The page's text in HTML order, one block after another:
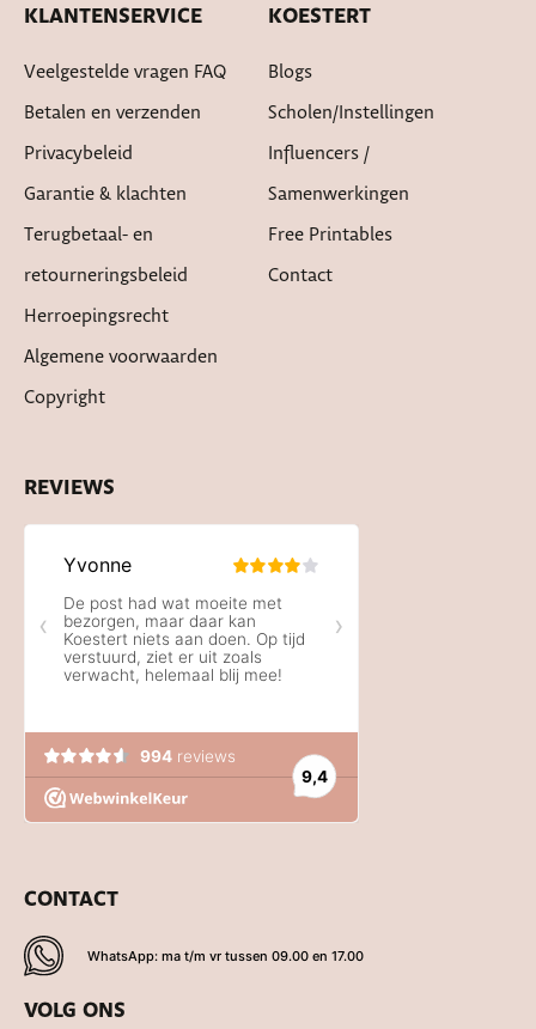
KLANTENSERVICE
Veelgestelde vragen FAQ
Betalen en verzenden
Privacybeleid
Garantie & klachten
Terugbetaal- en
retourneringsbeleid
Herroepingsrecht
Algemene voorwaarden
Copyright
KOESTERT
Blogs
Scholen/instellingen
Influencers /
Samenwerkingen
Free Printables
Contact
REVIEWS
CONTACT
WhatsApp: ma t/m vr tussen 09.00 en 17.00
VOLG ONS